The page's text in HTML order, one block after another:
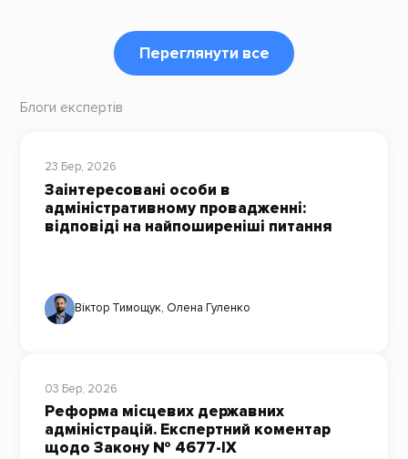
Переглянути все
Блоги експертів
23 Бер, 2026
Заінтересовані особи в
адміністративному провадженні:
відповіді на найпоширеніші питання
Віктор Тимощук, Олена Гуленко
03 Бер, 2026
Реформа місцевих державних
адміністрацій. Експертний коментар
щодо Закону № 4677-ІХ